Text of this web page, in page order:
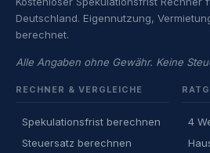
Deutschland. Eigennutzung,
berechnet.
Alle Angaben ohne Gewähr. Keine
RECHNER & VERGLEICHE
Spekulationsfrist berechnen
Steuersatz berechnen
4